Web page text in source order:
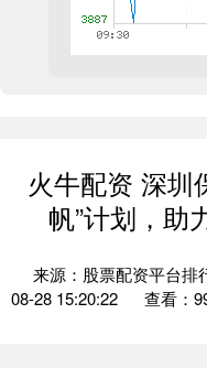
火牛配资 深圳
帆”计划，助
来源：股票配资平台排
08-28 15:20:22
查看：